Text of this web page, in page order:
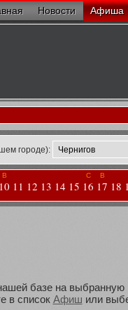
Новости Афиша
городе):
В
10 11 12 13 14 15
С
16
В
17 18
базе на выбранную
в список Афиш или